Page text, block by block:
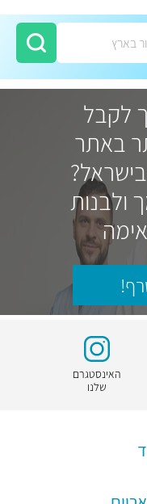
לקבל
באתר
ולבנות
האינסטגרם
שלנו